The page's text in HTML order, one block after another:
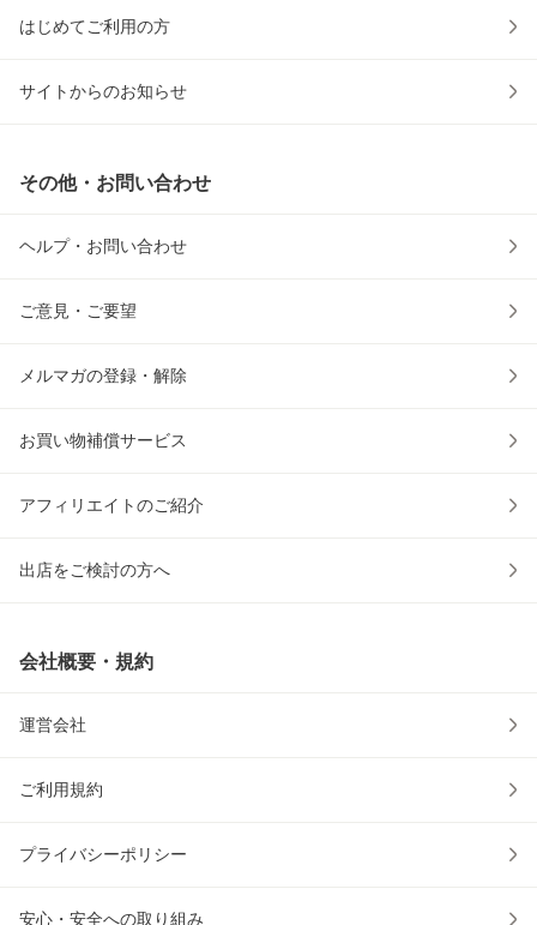
はじめてご利用の方
サイトからのお知らせ
その他・お問い合わせ
ヘルプ・お問い合わせ
ご意見・ご要望
メルマガの登録・解除
お買い物補償サービス
アフィリエイトのご紹介
出店をご検討の方へ
会社概要・規約
運営会社
ご利用規約
プライバシーポリシー
安心・安全への取り組み